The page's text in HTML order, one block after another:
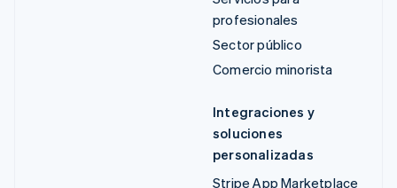
profesionales
Sector público
Comercio minorista
Integraciones y
soluciones
personalizadas
Stripe App Marketplace